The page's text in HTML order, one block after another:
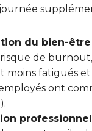
du bien-
de burnout,
moins fatigués
ont